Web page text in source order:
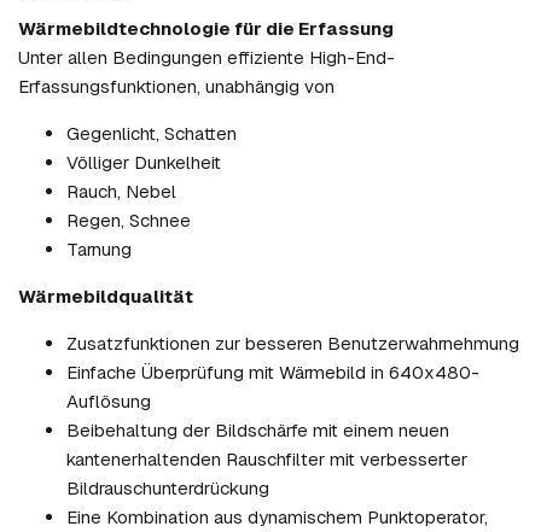
Wärmebildtechnologie für die Erfassung
Unter allen Bedingungen effiziente High-End-
Erfassungsfunktionen, unabhängig von
Gegenlicht, Schatten
Völliger Dunkelheit
Rauch, Nebel
Regen, Schnee
Tarnung
Wärmebildqualität
Zusatzfunktionen zur besseren Benutzerwahrnehmung
Einfache Überprüfung mit Wärmebild in 640x480-
Auflösung
Beibehaltung der Bildschärfe mit einem neuen
kantenerhaltenden Rauschfilter mit verbesserter
Bildrauschunterdrückung
Eine Kombination aus dynamischem Punktoperator,